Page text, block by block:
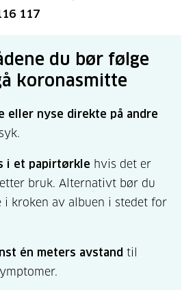
117
du bør følge
koronasmitte
eller nyse direkte på andre
i et papirtørkle hvis det er
bruk. Alternativt bør du
i kroken av albuen i stedet for
én meters avstand til